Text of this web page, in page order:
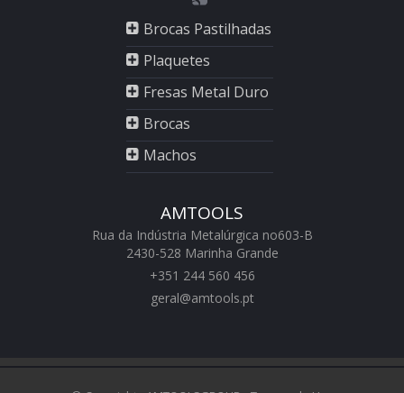
Brocas Pastilhadas
Plaquetes
Fresas Metal Duro
Brocas
Machos
AMTOOLS
Rua da Indústria Metalúrgica no603-B
2430-528 Marinha Grande
+351 244 560 456
geral@amtools.pt